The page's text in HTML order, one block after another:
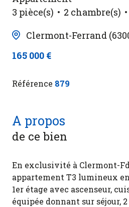
3 pièce(s)
2 chambre(s)
Clermont-Ferrand
165 000 €
Référence 879
A propos
de ce bien
En exclusivité à Clermont-
appartement T3 lumineux
1er étage avec ascenseur,
équipée donnant sur séjour,